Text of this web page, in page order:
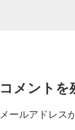
コメントを
メールアドレス